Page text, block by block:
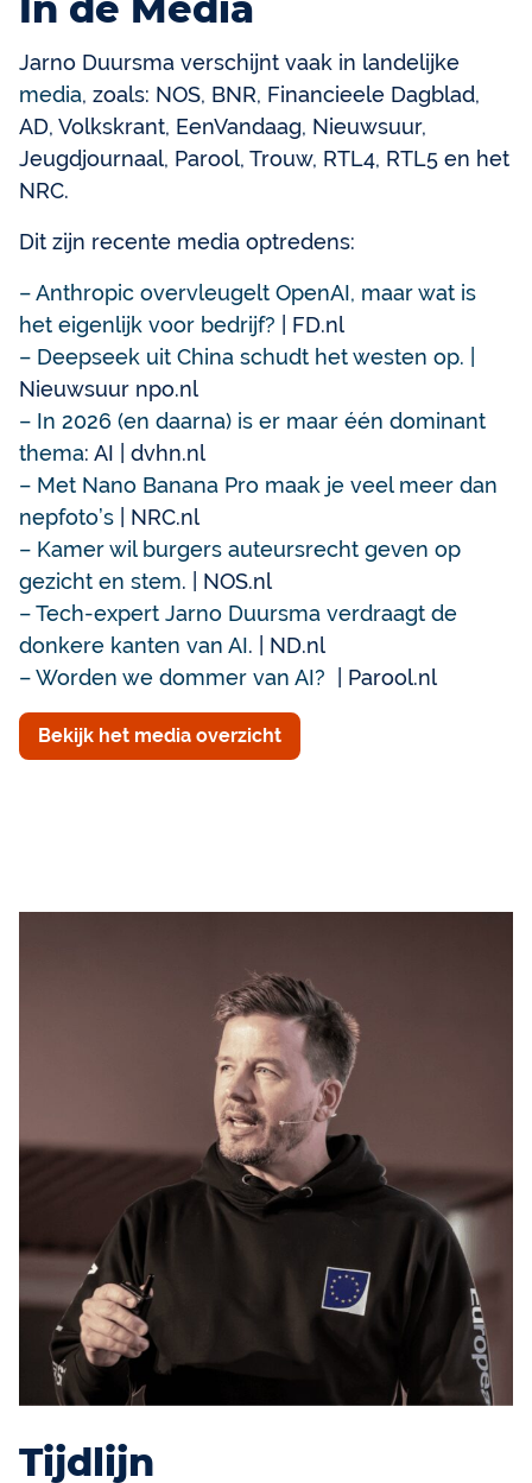
Jarno Duursma verschijnt vaak in landelijke
media, zoals: NOS, BNR, Financieele Dagblad,
AD, Volkskrant, EenVandaag, Nieuwsuur,
Jeugdjournaal, Parool, Trouw, RTL4, RTL5 en het
NRC.
Dit zijn recente media optredens:
– Anthropic overvleugelt OpenAI, maar wat is
het eigenlijk voor bedrijf? | FD.nl
– Deepseek uit China schudt het westen op. |
Nieuwsuur npo.nl
– In 2026 (en daarna) is er maar één dominant
thema: AI | dvhn.nl
– Met Nano Banana Pro maak je veel meer dan
nepfoto’s | NRC.nl
– Kamer wil burgers auteursrecht geven op
gezicht en stem. | NOS.nl
– Tech-expert Jarno Duursma verdraagt de
donkere kanten van AI. | ND.nl
– Worden we dommer van AI?
| Parool.nl
Bekijk het media overzicht
Tijdlijn